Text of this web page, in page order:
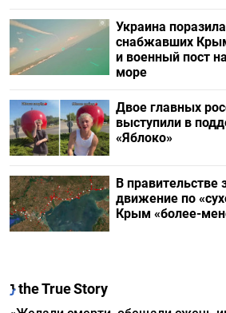
Украина
снабжавших
и военный пост
море
Двое главных
выступили в
«Яблоко»
В правительстве
движение по
Крым «более-